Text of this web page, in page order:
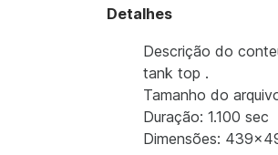
Detalhes
Descrição do
tank top .
Tamanho do
Duração: 1.100 sec
Dimensões: